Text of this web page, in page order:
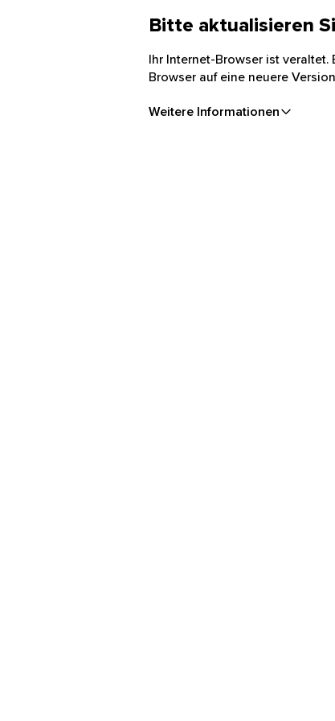
Bitte aktualisieren
Ihr Internet-Browser ist
Browser auf eine neuere
Weitere Informationen